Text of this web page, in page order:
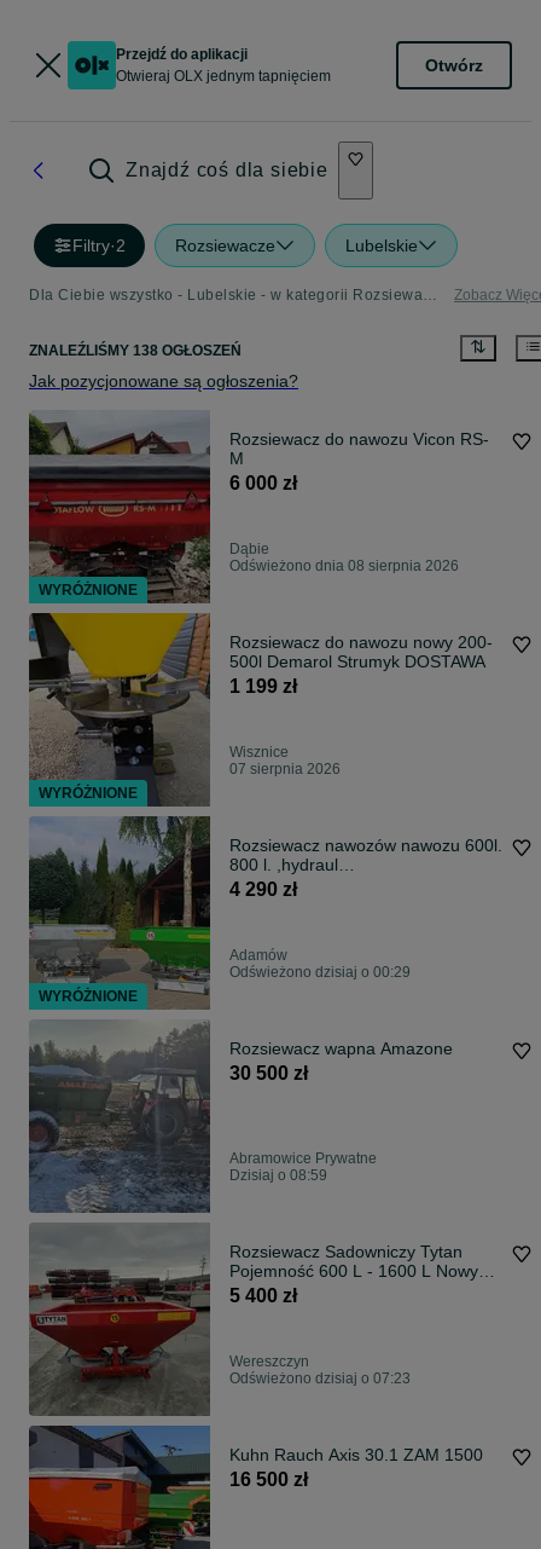
Przejdź do aplikacji
Otwieraj OLX jednym tapnięciem
Otwórz
Znajdź coś dla siebie
Filtry·2 Rozsiewacze Lubelskie
Dla Ciebie wszystko - Lubelskie - w kategorii Rozsiewacze Zobacz
ZNALEŹLIŚMY 138 OGŁOSZEŃ
Jak pozycjonowane są ogłoszenia?
Rozsiewacz do nawozu Vicon RS-
M
6 000 zł
Dąbie
Odświeżono dnia 08 sierpnia 2026
Rozsiewacz do nawozu nowy 200-
500l Demarol Strumyk DOSTAWA
1 199 zł
Wisznice
07 sierpnia 2026
Rozsiewacz nawozów nawozu 600l.
800 l. ,hydraul
Strumyk,Promar,Janpol
4 290 zł
Adamów
Odświeżono dzisiaj o 00:29
Rozsiewacz wapna Amazone
30 500 zł
Abramowice Prywatne
Dzisiaj o 08:59
Rozsiewacz Sadowniczy Tytan
Pojemność 600 L - 1600 L Nowy
Wysyłka cała Polska
5 400 zł
Wereszczyn
Odświeżono dzisiaj o 07:23
Kuhn Rauch Axis 30.1 ZAM 1500
16 500 zł
WYRÓŻNIONE
WYRÓŻNIONE
WYRÓŻNIONE